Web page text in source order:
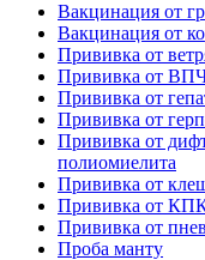
Вакцинация от
Вакцинация от
Прививка от
Прививка от
Прививка от
Прививка от
Прививка от
полиомиелита
Прививка от
Прививка от
Прививка от
Проба манту